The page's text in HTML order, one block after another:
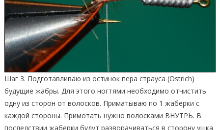
Шаг 3. Подготавливаю из остинок пера страуса (Ostrich)
будущие жабры. Для этого ногтями необходимо отчистить
одну из сторон от волосков. Приматываю по 1 жаберки с
каждой стороны. Примотать нужно волосками ВНУТРЬ. В
последствии жаберки будут разворачиваться в сторону ушка